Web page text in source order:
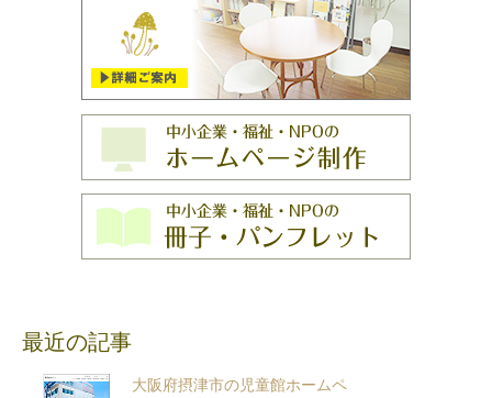
最近の記事
大阪府摂津市の児童館ホームペ